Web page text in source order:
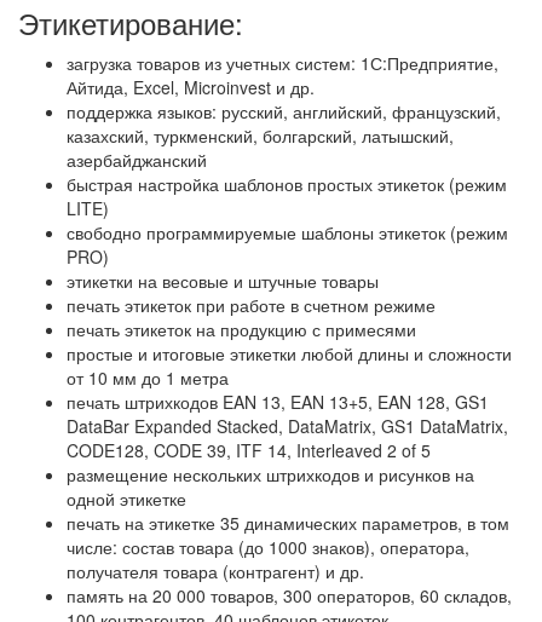
Этикетирование:
загрузка товаров из учетных систем: 1С:Предприятие,
Айтида, Excel, Microinvest и др.
поддержка языков: русский, английский, французский,
казахский, туркменский, болгарский, латышский,
азербайджанский
быстрая настройка шаблонов простых этикеток (режим
LITE)
свободно программируемые шаблоны этикеток (режим
PRO)
этикетки на весовые и штучные товары
печать этикеток при работе в счетном режиме
печать этикеток на продукцию с примесями
простые и итоговые этикетки любой длины и сложности
от 10 мм до 1 метра
печать штрихкодов EAN 13, EAN 13+5, EAN 128, GS1
DataBar Expanded Stacked, DataMatrix, GS1 DataMatrix,
CODE128, CODE 39, ITF 14, Interleaved 2 of 5
размещение нескольких штрихкодов и рисунков на
одной этикетке
печать на этикетке 35 динамических параметров, в том
числе: состав товара (до 1000 знаков), оператора,
получателя товара (контрагент) и др.
память на 20 000 товаров, 300 операторов, 60 складов,